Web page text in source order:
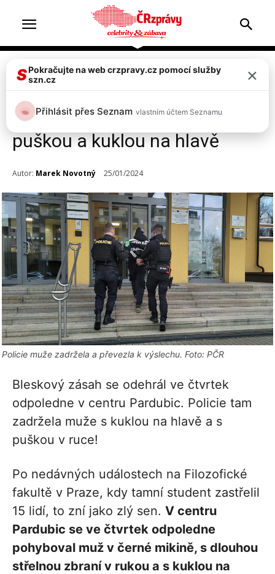
Top 2 Zprávy
Video: Policie v centru
Pardubic zadržela muže s
puškou a kuklou na hlavě
Autor: Marek Novotný 25/01/2024
Policie muže zadržela a převezla k výslechu. Foto: PČR
Bleskový zásah se odehrál ve čtvrtek
odpoledne v centru Pardubic. Policie tam
zadržela muže s kuklou na hlavě a s
puškou v ruce!
Po nedávných událostech na Filozofické
fakultě v Praze, kdy tamní student zastřelil
15 lidí, to zní jako zlý sen. V centru
Pardubic se ve čtvrtek odpoledne
pohyboval muž v černé mikině, s dlouhou
střelnou zbraní v rukou a s kuklou na
SPokračujte na web crzpravy.cz pomocí služby
szn.cz
×
Přihlásit přes Seznam vlastním účtem Seznamu